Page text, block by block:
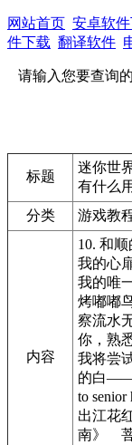
网站首页 安卓软
件下载 翻译软件
请输入您要查询
标题
迷你世
有什么用
分类
游戏教
内容
10. 和
我的心
我的唯
烤嘟嘟
察流水
你，熟
我将尝
的白——
to senior
出江花
南》 菩